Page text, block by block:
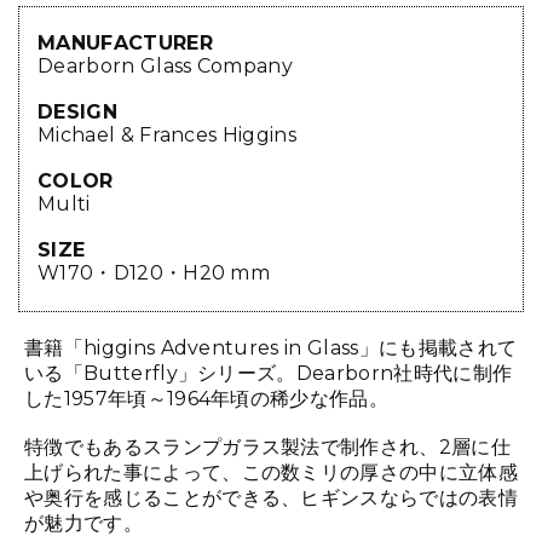
MANUFACTURER
Dearborn Glass Company
DESIGN
Michael & Frances Higgins
COLOR
Multi
SIZE
W170・D120・H20 mm
書籍「higgins Adventures in Glass」にも掲載されて
いる「Butterfly」シリーズ。Dearborn社時代に制作
した1957年頃～1964年頃の稀少な作品。
特徴でもあるスランプガラス製法で制作され、2層に仕
上げられた事によって、この数ミリの厚さの中に立体感
や奥行を感じることができる、ヒギンスならではの表情
が魅力です。